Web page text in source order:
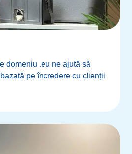
domeniu .eu ne ajută să
pe încredere cu clienții